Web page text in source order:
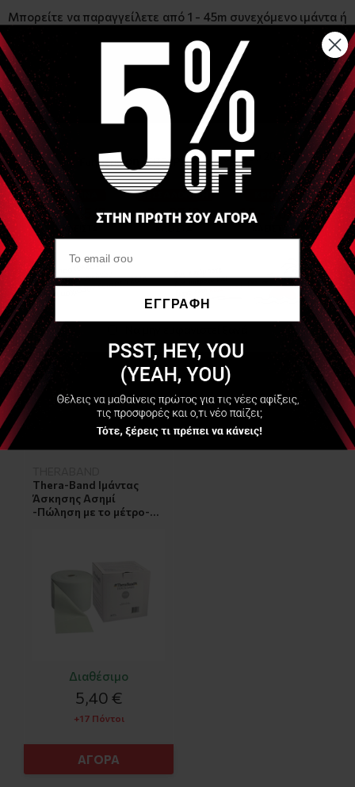
Μπορείτε να παραγγείλετε από 1 - 45m συνεχόμενο ιμάντα ή
κομμένο σε τεμάχια. (Μέγιστο μήκος συνεχόμενου ιμάντα
45m)
Παρακαλώ στις παρατηρήσεις της παραγγελίας σας να μας
προσδιορίσετε πως θέλετε να τον διαμορφώσουμε. (π.χ
παραγγείλατε 6m και θέλετε 3 λάστιχα των 2m)
Χρώμα:
Ασημί - Υπέρ Ισχυρή Αντίσταση
Εάν δεν γνωρίζετε την κωδικοποίηση των χρωμάτων με την
αντίσταση του κάθε ιμάντα παρακαλώ συμβουλευτείτε τον
πίνακαΕΔΩ
Είδες Πρόσφατα
Thera-Band Ιμάντας
Άσκησης Ασημί
-Πώληση με το μέτρο-
Διαθέσιμο
5,40 €
+17 Πόντοι
ΑΓΟΡΑ
ΕΓΓΡΑΦΗ